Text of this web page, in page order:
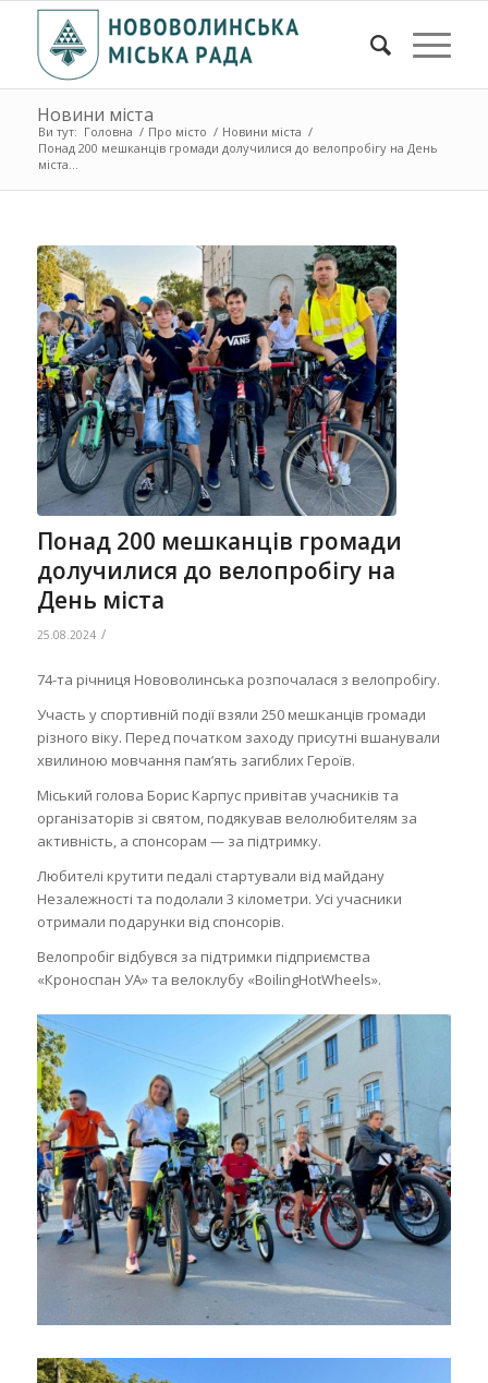
Новини міста
Ви тут: Головна / Про місто / Новини міста /
Понад 200 мешканців громади долучилися до велопробігу на День
міста...
Понад 200 мешканців громади
долучилися до велопробігу на
День міста
25.08.2024 /
74-та річниця Нововолинська розпочалася з велопробігу.
Участь у спортивній події взяли 250 мешканців громади
різного віку. Перед початком заходу присутні вшанували
хвилиною мовчання памʼять загиблих Героїв.
Міський голова Борис Карпус привітав учасників та
організаторів зі святом, подякував велолюбителям за
активність, а спонсорам — за підтримку.
Любителі крутити педалі стартували від майдану
Незалежності та подолали 3 кілометри. Усі учасники
отримали подарунки від спонсорів.
Велопробіг відбувся за підтримки підприємства
«Кроноспан УА» та велоклубу «BoilingHotWheels».